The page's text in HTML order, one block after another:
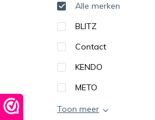
Alle merken
BLITZ
Contact
KENDO
METO
Toon meer